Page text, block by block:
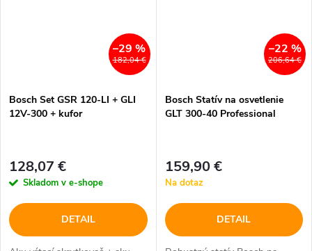
182,04 €
–29 %
Bosch Set GSR 120-LI + GLI
12V-300 + kufor
128,07 €
Skladom v e-shope
DETAIL
206,64 €
–22 %
Bosch Statív na osvetlenie
GLT 300-40 Professional
159,90 €
Na dotaz
DETAIL